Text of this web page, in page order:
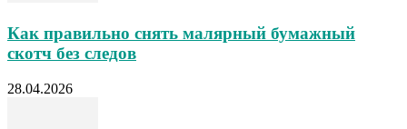
Как правильно снять малярный бумажный
скотч без следов
28.04.2026